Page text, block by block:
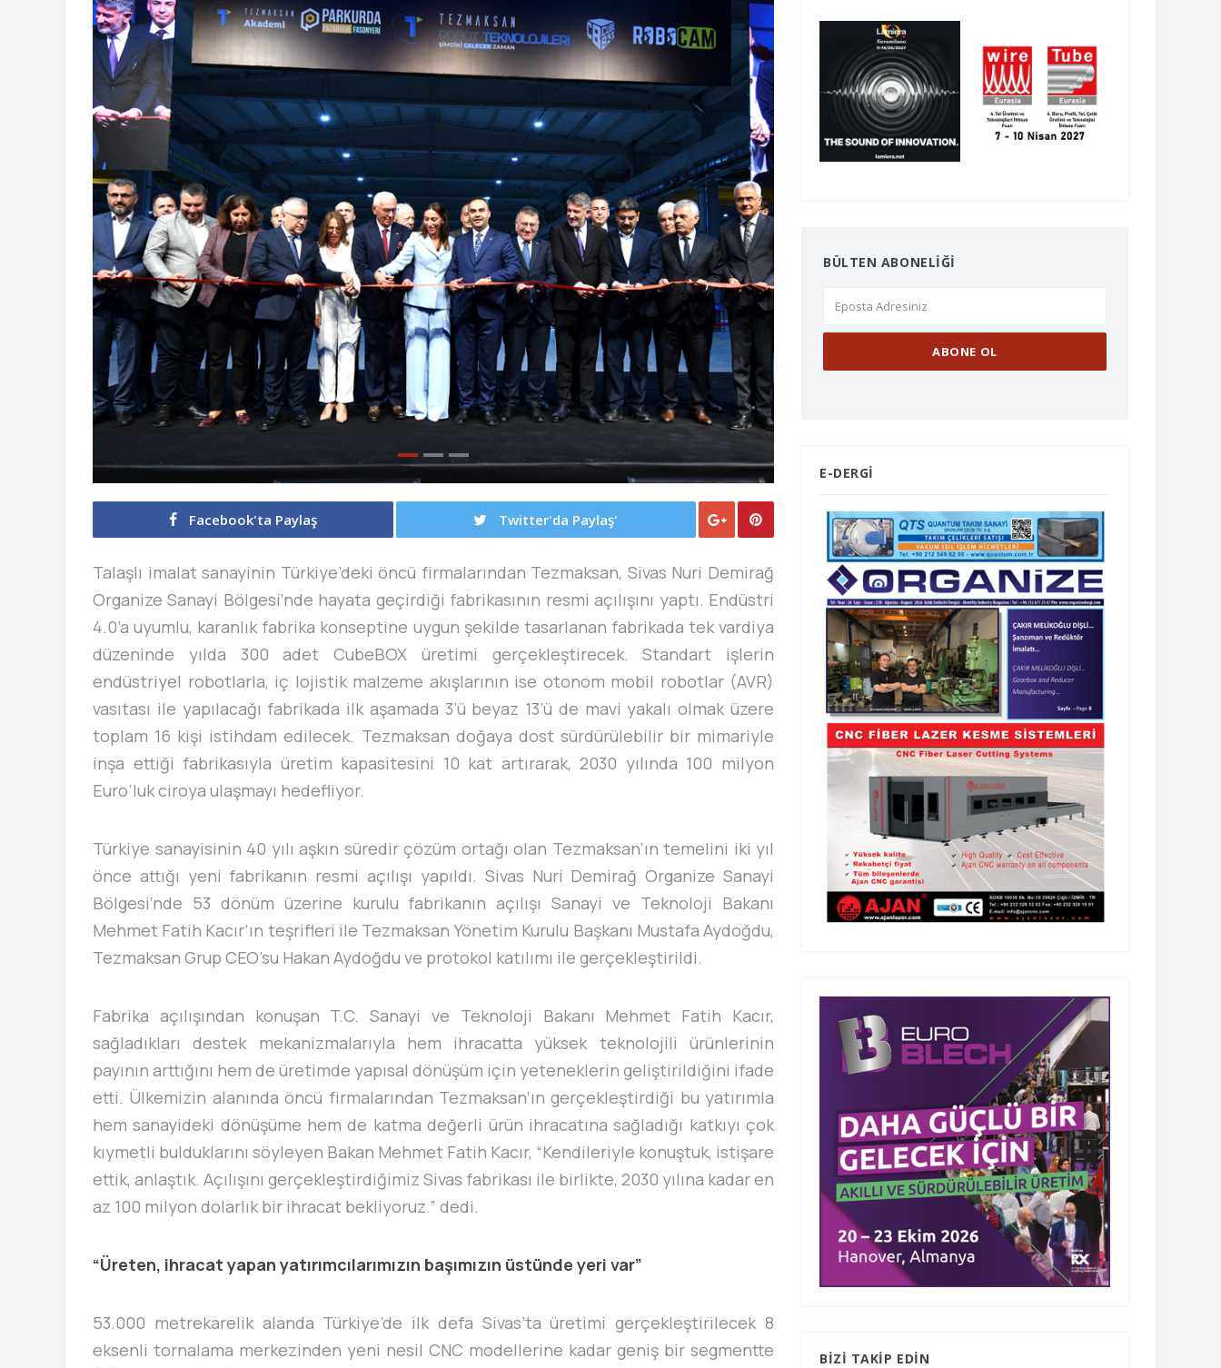
Facebook'ta Paylaş Twitter'da Paylaş'
Talaşlı imalat sanayinin Türkiye’deki öncü firmalarından Tezmaksan, Sivas Nuri Demirağ
Organize Sanayi Bölgesi’nde hayata geçirdiği fabrikasının resmi açılışını yaptı. Endüstri
4.0’a uyumlu, karanlık fabrika konseptine uygun şekilde tasarlanan fabrikada tek vardiya
düzeninde yılda 300 adet CubeBOX üretimi gerçekleştirecek. Standart işlerin
endüstriyel robotlarla, iç lojistik malzeme akışlarının ise otonom mobil robotlar (AVR)
vasıtası ile yapılacağı fabrikada ilk aşamada 3’ü beyaz 13’ü de mavi yakalı olmak üzere
toplam 16 kişi istihdam edilecek. Tezmaksan doğaya dost sürdürülebilir bir mimariyle
inşa ettiği fabrikasıyla üretim kapasitesini 10 kat artırarak, 2030 yılında 100 milyon
Euro’luk ciroya ulaşmayı hedefliyor.
Türkiye sanayisinin 40 yılı aşkın süredir çözüm ortağı olan Tezmaksan’ın temelini iki yıl
önce attığı yeni fabrikanın resmi açılışı yapıldı. Sivas Nuri Demirağ Organize Sanayi
Bölgesi’nde 53 dönüm üzerine kurulu fabrikanın açılışı Sanayi ve Teknoloji Bakanı
Mehmet Fatih Kacır’ın teşrifleri ile Tezmaksan Yönetim Kurulu Başkanı Mustafa Aydoğdu,
Tezmaksan Grup CEO’su Hakan Aydoğdu ve protokol katılımı ile gerçekleştirildi.
Fabrika açılışından konuşan T.C. Sanayi ve Teknoloji Bakanı Mehmet Fatih Kacır,
sağladıkları destek mekanizmalarıyla hem ihracatta yüksek teknolojili ürünlerinin
payının arttığını hem de üretimde yapısal dönüşüm için yeteneklerin geliştirildiğini ifade
etti. Ülkemizin alanında öncü firmalarından Tezmaksan’ın gerçekleştirdiği bu yatırımla
hem sanayideki dönüşüme hem de katma değerli ürün ihracatına sağladığı katkıyı çok
kıymetli bulduklarını söyleyen Bakan Mehmet Fatih Kacır, “Kendileriyle konuştuk, istişare
ettik, anlaştık. Açılışını gerçekleştirdiğimiz Sivas fabrikası ile birlikte, 2030 yılına kadar en
az 100 milyon dolarlık bir ihracat bekliyoruz.” dedi.
“Üreten, ihracat yapan yatırımcılarımızın başımızın üstünde yeri var”
53.000 metrekarelik alanda Türkiye’de ilk defa Sivas’ta üretimi gerçekleştirilecek 8
eksenli tornalama merkezinden yeni nesil CNC modellerine kadar geniş bir segmentte
BÜLTEN ABONELİĞİ
E-DERGİ
BİZİ TAKİP EDİN